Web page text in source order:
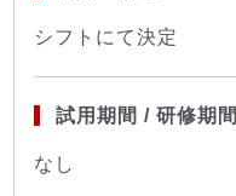
シフトにて決定
試用期間 / 研修期間
なし